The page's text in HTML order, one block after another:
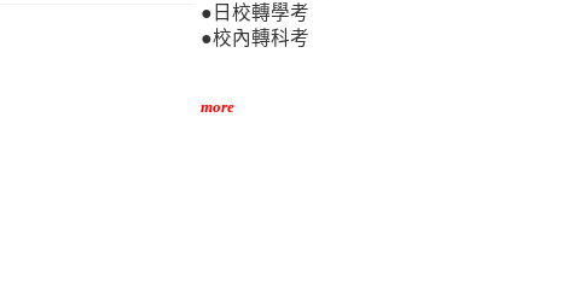
●日校轉學考
●校內轉科考
more